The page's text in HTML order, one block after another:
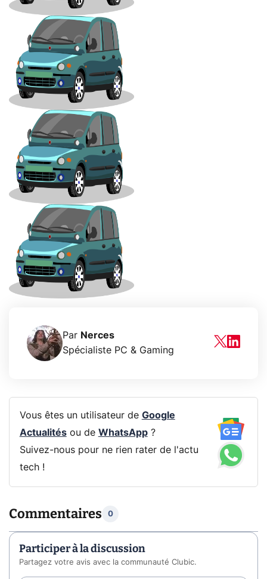
Par Nerces
Spécialiste PC & Gaming
Vous êtes un utilisateur de Google
Actualitésou de WhatsApp?
Suivez-nous pour ne rien rater de l'actu
tech !
Commentaires 0
Participer à la discussion
Partagez votre avis avec la communauté Clubic.